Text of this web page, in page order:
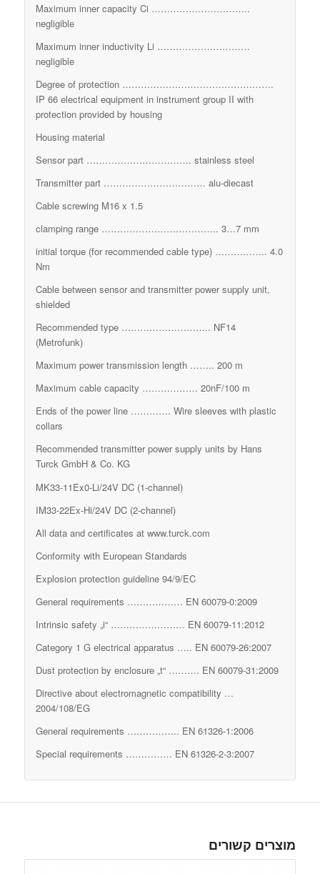
Maximum inner capacity Ci …………………………..
negligible
Maximum inner inductivity Li …………………………
negligible
Degree of protection ………………………………………….
IP 66 electrical equipment in instrument group II with
protection provided by housing
Housing material
Sensor part ……………………………. stainless steel
Transmitter part …………………………… alu-diecast
Cable screwing M16 x 1.5
clamping range ……………………………….. 3…7 mm
initial torque (for recommended cable type) …………….. 4.0
Nm
Cable between sensor and transmitter power supply unit,
shielded
Recommended type ……………………….. NF14
(Metrofunk)
Maximum power transmission length …….. 200 m
Maximum cable capacity ……………… 20nF/100 m
Ends of the power line …………. Wire sleeves with plastic
collars
Recommended transmitter power supply units by Hans
Turck GmbH & Co. KG
MK33-11Ex0-Li/24V DC (1-channel)
IM33-22Ex-Hi/24V DC (2-channel)
All data and certificates at www.turck.com
Conformity with European Standards
Explosion protection guideline 94/9/EC
General requirements ……………… EN 60079-0:2009
Intrinsic safety „i“ …………………… EN 60079-11:2012
Category 1 G electrical apparatus ….. EN 60079-26:2007
Dust protection by enclosure „t“ ………. EN 60079-31:2009
Directive about electromagnetic compatibility …
2004/108/EG
General requirements …………….. EN 61326-1:2006
Special requirements …………… EN 61326-2-3:2007
מוצרים קשורים